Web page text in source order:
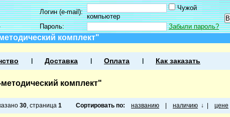
Логин (e-mail):
Чужой
компьютер
Пароль:
Забыли пароль?
комплект"
Доставка Оплата Как заказать
комплект"
30, страница 1 Сортировать по: названию наличию ↓ цене